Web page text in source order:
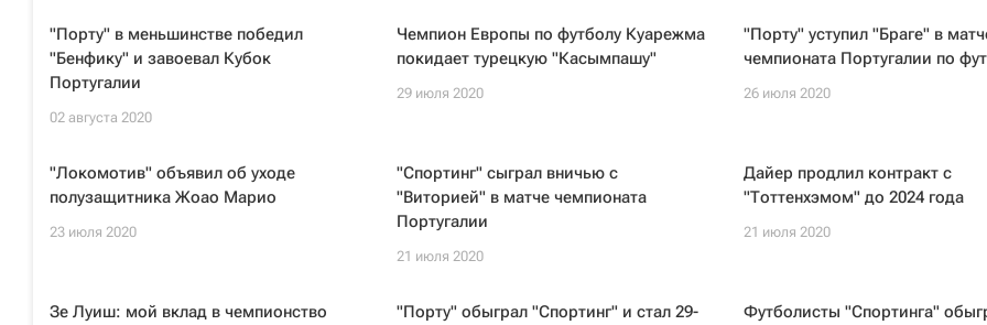
"Порту" в меньшинстве победил
"Бенфику" и завоевал Кубок
Португалии
02 августа 2020
Чемпион Европы по футболу Куарежма
покидает турецкую "Касымпашу"
29 июля 2020
"Порту" уступил "Браге" в
чемпионата Португалии по
26 июля 2020
"Локомотив" объявил об уходе
полузащитника Жоао Марио
23 июля 2020
"Спортинг" сыграл вничью с
"Виторией" в матче чемпионата
Португалии
21 июля 2020
Дайер продлил контракт с
"Тоттенхэмом" до 2024 года
21 июля 2020
Зе Луиш: мой вклад в чемпионство
"Порту" обыграл "Спортинг" и стал 29-
Футболисты "Спортинга"